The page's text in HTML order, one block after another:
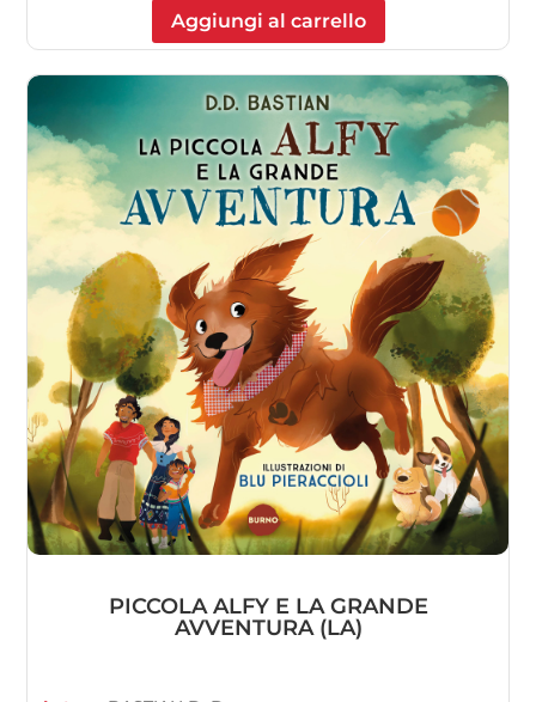
Aggiungi al carrello
PICCOLA ALFY E LA GRANDE
AVVENTURA (LA)